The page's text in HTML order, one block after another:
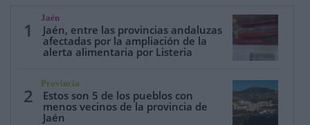
1
Jaén
Jaén, entre las provincias andaluzas
afectadas por la ampliación de la
alerta alimentaria por Listeria
2
Provincia
Estos son 5 de los pueblos con
menos vecinos de la provincia de
Jaén